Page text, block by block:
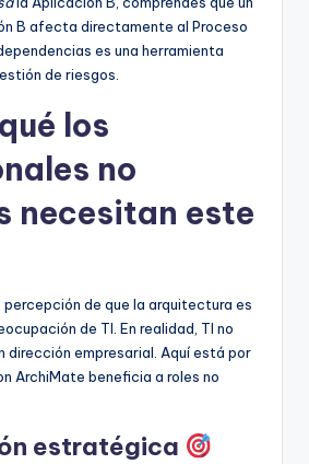
B afecta directamente al Proceso
es una herramienta
de riesgos.
los
no
necesitan este
percepción de que la arquitectura es
de TI. En realidad, TI no
dirección empresarial. Aquí está por
ArchiMate beneficia a roles no
estratégica